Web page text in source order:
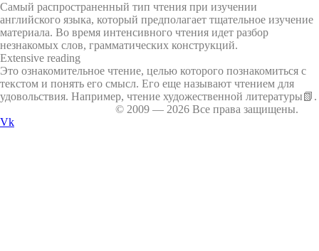
Самый распространенный тип чтения при изучении
английского языка, который предполагает тщательное изучение
материала. Во время интенсивного чтения идет разбор
незнакомых слов, грамматических конструкций.
Extensive reading
Это ознакомительное чтение, целью которого познакомиться с
текстом и понять его смысл. Его еще называют чтением для
удовольствия. Например, чтение художественной литературы📗.
© 2009 — 2026 Все права защищены.
Vk